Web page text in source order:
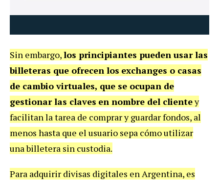
Sin embargo,los principiantes pueden usar las
billeteras que ofrecen los exchanges o casas
de cambio virtuales, que se ocupan de
gestionar las claves en nombre del clientey
facilitan la tarea de comprar y guardar fondos, al
menos hasta que el usuario sepa cómo utilizar
una billetera sin custodia.
Para adquirir divisas digitales en Argentina, es